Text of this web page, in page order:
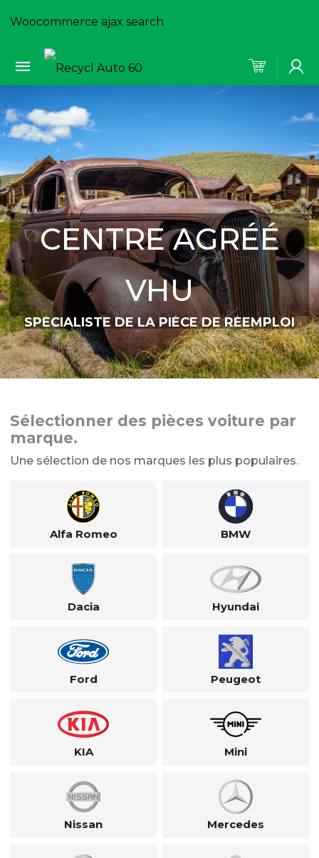
Woocommerce ajax search
CENTRE AGRÉÉ
VHU
SPÉCIALISTE DE LA PIÈCE DE RÉEMPLOI
Sélectionner des pièces voiture par
marque.
Une sélection de nos marques les plus populaires.
Alfa Romeo BMW
Dacia Hyundai
Ford Peugeot
KIA Mini
Nissan Mercedes